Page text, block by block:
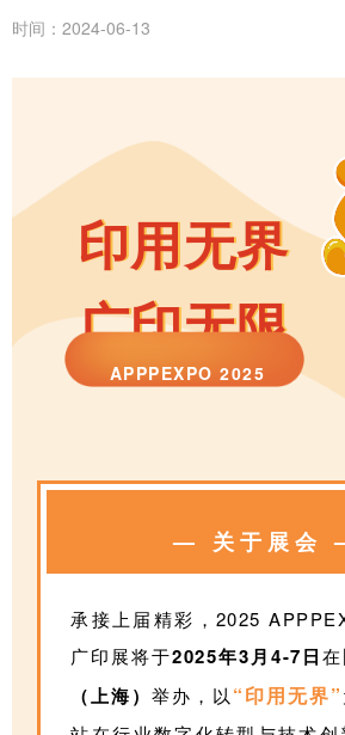
时间：2024-06-13
印用无界
广印无限
APPPEXPO 2025
— 关于展会
承接上届精彩，2025
广印展将于2025年3月4-7日在
（上海）举办，以“印用无界”